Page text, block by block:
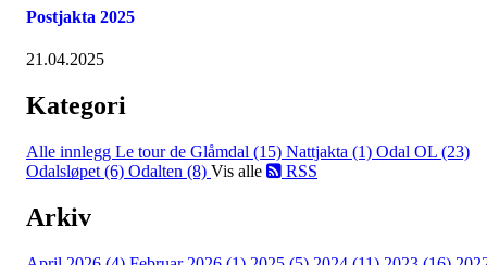
Postjakta 2025
21.04.2025
Kategori
Alle innlegg Le tour de Glåmdal (15) Nattjakta (1) Odal OL (23)
Odalsløpet (6) Odalten (8) Vis alle RSS
Arkiv